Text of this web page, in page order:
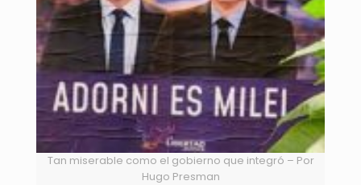
Tan miserable como el gobierno que integró – Por
Hugo Presman